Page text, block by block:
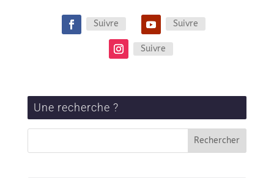
Suivre Suivre
Suivre
Une recherche ?